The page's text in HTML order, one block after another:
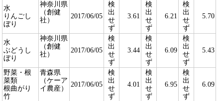
水
りんごし
ぼり
神奈川県
（創健
社）
2017/06/05
検
出
せ
ず
3.61
検
出
せ
ず
6.21
検
出
せ
ず
5.70
水
ぶどうし
ぼり
神奈川県
（創健
社）
2017/06/05
検
出
せ
ず
3.44
検
出
せ
ず
6.09
検
出
せ
ず
5.43
野菜・根
菜類
根曲がり
竹
青森県
（ケーア
イ農産）
2017/06/05
検
出
せ
ず
4.01
検
出
せ
ず
6.95
検
出
せ
ず
6.09